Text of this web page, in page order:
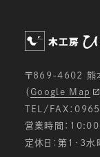
〒869-4602 熊
（ Google Map
TEL/FAX：
営業時間：
定休日：第1・3水